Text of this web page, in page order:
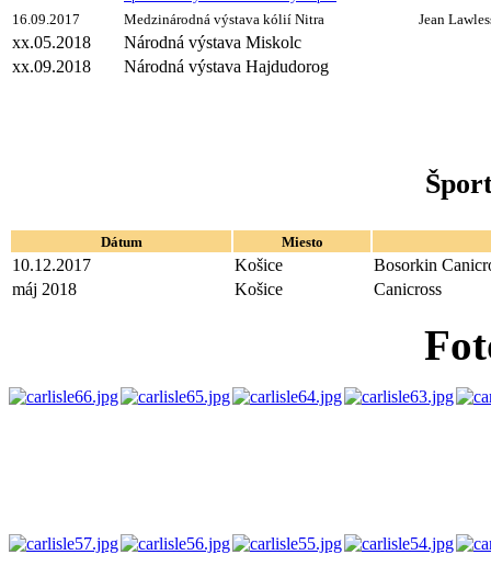
16.09.2017
Medzinárodná výstava kólií Nitra Jean
xx.05.2018
Národná výstava Miskolc
xx.09.2018
Národná výstava Hajdudorog
Dátum Miesto
10.12.2017 Košice
Bosorkin
máj 2018
Košice Canicross